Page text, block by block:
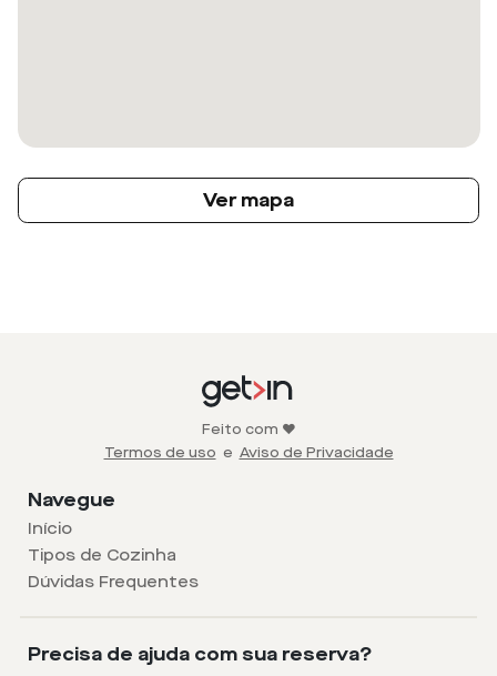
Ver mapa
Feito com ❤️
Termos de uso e Aviso de Privacidade
Navegue
Início
Tipos de Cozinha
Dúvidas Frequentes
Precisa de ajuda com sua reserva?